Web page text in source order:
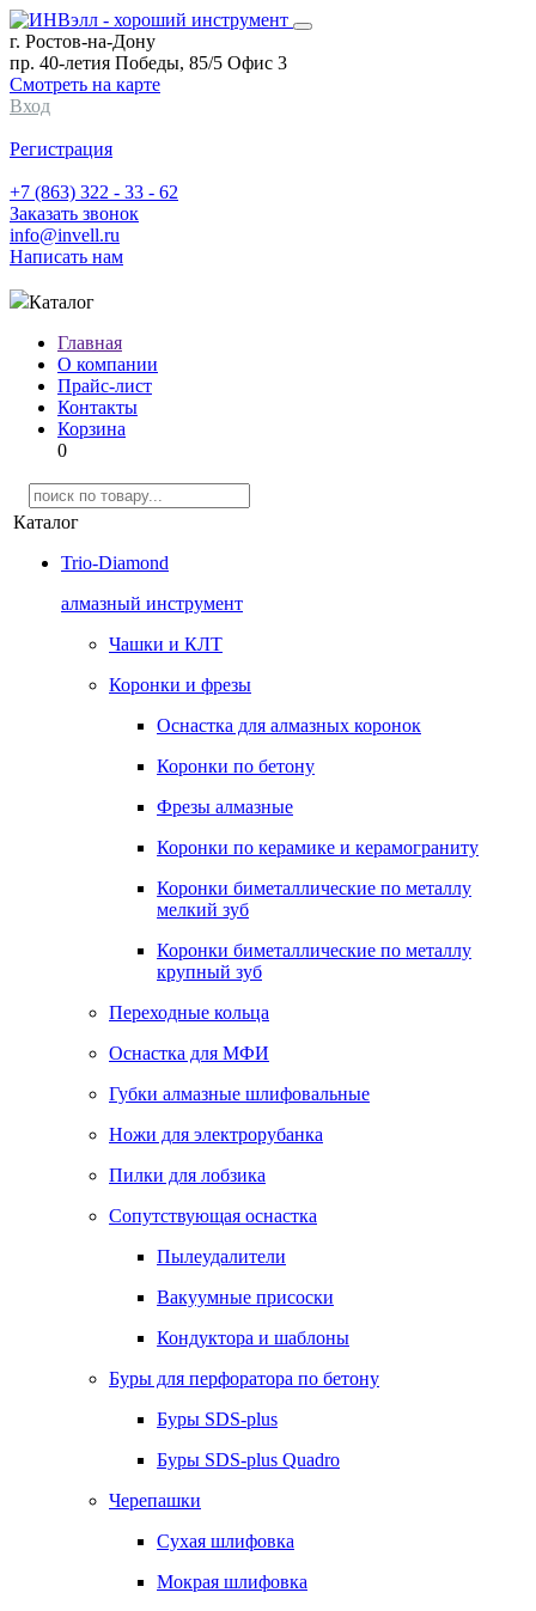
г. Ростов-на-Дону
пр. 40-летия Победы, 85/5 Офис 3
Смотреть на карте
Вход
Регистрация
+7 (863) 322 - 33 - 62
Заказать звонок
info@invell.ru
Написать нам
Каталог
Главная
О компании
Прайс-лист
Контакты
Корзина
0
Каталог
Trio-Diamond
алмазный инструмент
Чашки и КЛТ
Коронки и фрезы
Оснастка для алмазных коронок
Коронки по бетону
Фрезы алмазные
Коронки по керамике и керамограниту
Коронки биметаллические по металлу
мелкий зуб
Коронки биметаллические по металлу
крупный зуб
Переходные кольца
Оснастка для МФИ
Губки алмазные шлифовальные
Ножи для электрорубанка
Пилки для лобзика
Сопутствующая оснастка
Пылеудалители
Вакуумные присоски
Кондуктора и шаблоны
Буры для перфоратора по бетону
Буры SDS-plus
Буры SDS-plus Quadro
Черепашки
Сухая шлифовка
Мокрая шлифовка